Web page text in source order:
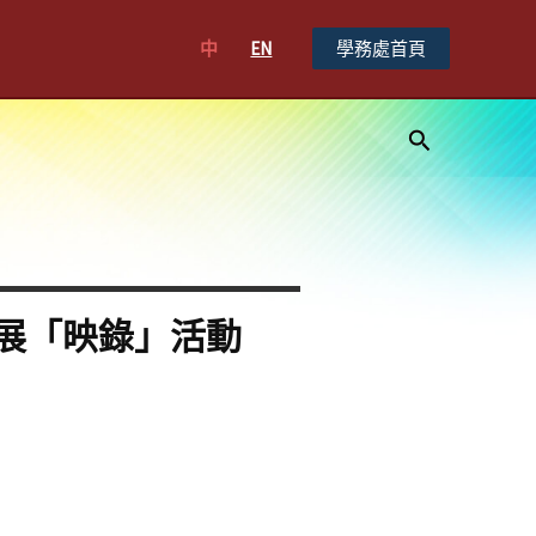
中 EN 學務處首頁
搜
尋
「映錄」活動